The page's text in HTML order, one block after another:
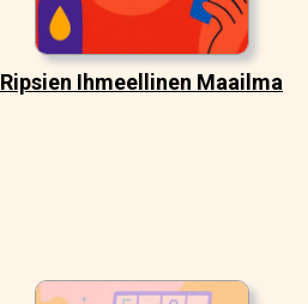
Ripsien Ihmeellinen Maailma